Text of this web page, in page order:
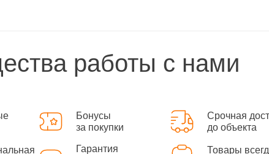
работы с нами
Бонусы
за покупки
Срочная
до объекта
Гарантия
Товары